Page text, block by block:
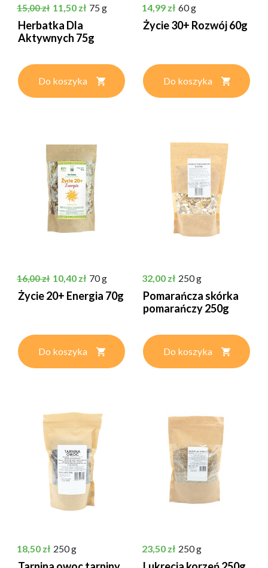
Cena podstawowa
15,00 zł Cena
11,50 zł 75 g
Herbatka Dla
Aktywnych 75g
Do koszyka
Cena
14,99 zł 60 g
Życie 30+ Rozwój 60g
Do koszyka
Cena podstawowa
16,00 zł Cena
10,40 zł 70 g
Życie 20+ Energia 70g
Do koszyka
Cena
32,00 zł 250 g
Pomarańcza skórka
pomarańczy 250g
Do koszyka
Cena
18,50 zł 250 g Cena
23,50 zł 250 g